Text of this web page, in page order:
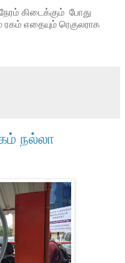
கிடைக்கும் போது
எதையும் ரெகுலராக
நல்லா